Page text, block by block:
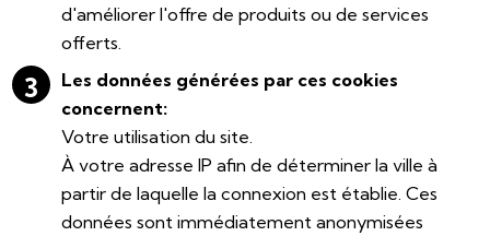
d'améliorer l'offre de produits ou de services
offerts.
Les données générées par ces cookies
concernent:
Votre utilisation du site.
À votre adresse IP afin de déterminer la ville à
partir de laquelle la connexion est établie. Ces
données sont immédiatement anonymisées